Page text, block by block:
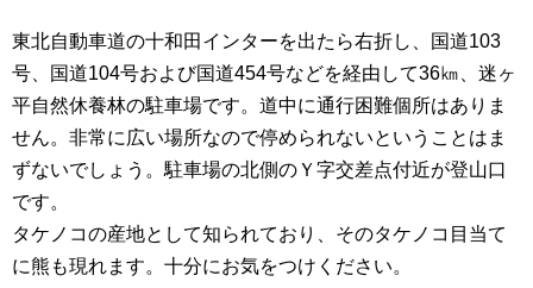
東北自動車道の十和田インターを出たら右折し、国道103
号、国道104号および国道454号などを経由して36㎞、迷ヶ
平自然休養林の駐車場です。道中に通行困難個所はありま
せん。非常に広い場所なので停められないということはま
ずないでしょう。駐車場の北側のＹ字交差点付近が登山口
です。
タケノコの産地として知られており、そのタケノコ目当て
に熊も現れます。十分にお気をつけください。